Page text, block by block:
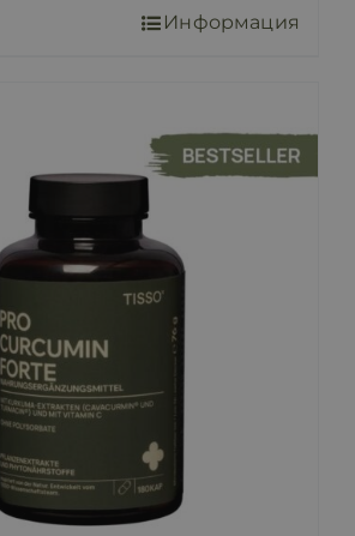
Информация